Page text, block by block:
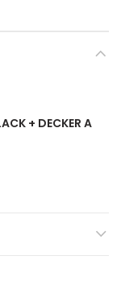
+ DECKER A